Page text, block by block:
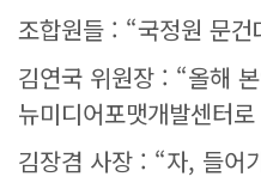
조합원들 : “국정원 문
김연국 위원장 : “올해
뉴미디어포맷개발센터
김장겸 사장 : “자, 들어